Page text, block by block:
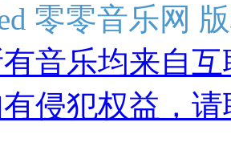
零零音乐网
音乐均来自
侵犯权益，